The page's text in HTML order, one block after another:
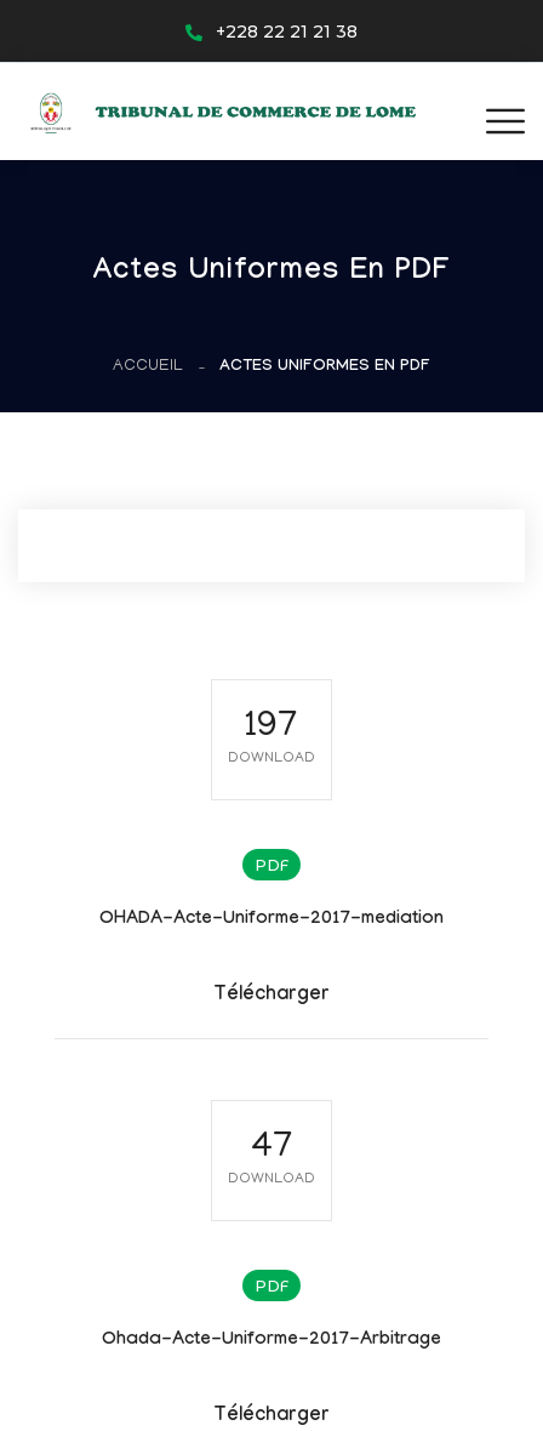
+228 22 21 21 38
Actes Uniformes En PDF
ACCUEIL ACTES UNIFORMES EN PDF
197
DOWNLOAD
PDF
OHADA-Acte-Uniforme-2017-mediation
Télécharger
47
DOWNLOAD
PDF
Ohada-Acte-Uniforme-2017-Arbitrage
Télécharger